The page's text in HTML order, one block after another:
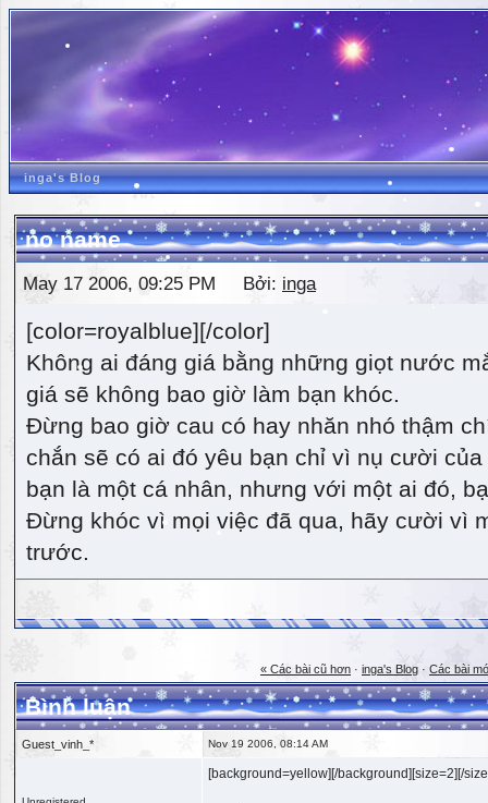
inga's Blog
no name
May 17 2006, 09:25 PM Bởi: inga
[color=royalblue][/color]
Không ai đáng giá bằng những giọt nước
giá sẽ không bao giờ làm bạn khóc.
Đừng bao giờ cau có hay nhăn nhó thậm
chắn sẽ có ai đó yêu bạn chỉ vì nụ cười
bạn là một cá nhân, nhưng với một ai đó,
Đừng khóc vì mọi việc đã qua, hãy cười vì
trước.
« Các bài cũ hơn · inga's Blog · Các bài
Bình luận
Guest_vinh_* Nov 19 2006, 08:14 AM
[background=yellow][/background][size=2][/